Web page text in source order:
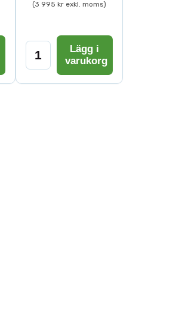
(3 995 kr exkl. moms)
Lägg i
varukorg